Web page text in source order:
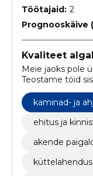
Töötajaid: 2
Prognooskäive
Kvaliteet
Meie jaoks pole
Teostame töid
ehitamiseni.
kaminad- ja
ehitus ja
akende